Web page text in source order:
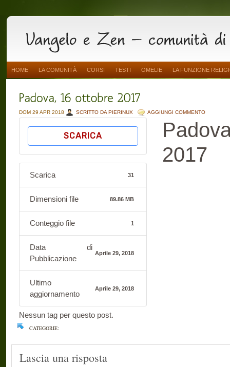
HOME LA COMUNITÀ CORSI TESTI OMELIE LA FUNZIONE
DOM 29 APR 2018 SCRITTO DA PIERINUX AGGIUNGI COMMENTO
SCARICA
Scarica 31
Dimensioni file 89.86 MB
Conteggio file 1
Data di
Pubblicazione
Aprile 29, 2018
Ultimo
aggiornamento
Aprile 29, 2018
2017
Nessun tag per questo post.
CATEGORIE:
Lascia una risposta